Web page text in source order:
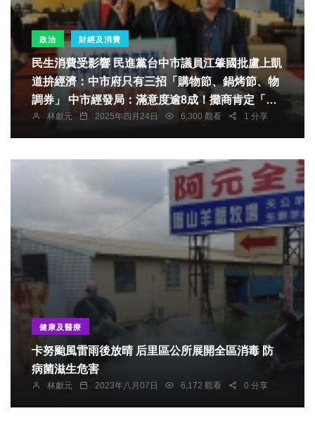
政治 財經及消費
民生消費受影響 民進黨台中市議員江肇國批盧上凱
道拚經濟：中市府只有三招「購物節、鍋烤節、物
調券」 中市經發局：滿意度逾8成！攤商肯定「物
調券」創造新客源 將優化發放時段
林獻元 2025年四月24日 6,300 觀看 1 分享
健康及醫療
卡努颱風雷雨後放晴 后里區公所展開全區消毒 防
病菌滋生危害
林獻元 2023年八月07日 6,172 觀看 0 分享